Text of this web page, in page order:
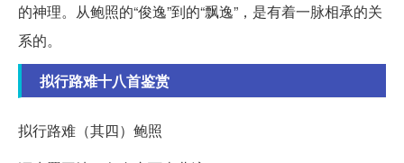
的神理。从鲍照的“俊逸”到的“飘逸”，是有着一脉相承的关
系的。
拟行路难十八首鉴赏
拟行路难（其四）鲍照